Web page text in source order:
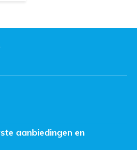
aanbiedingen en